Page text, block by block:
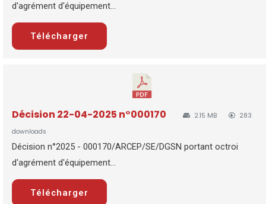
d'agrément d'équipement...
Télécharger
Décision 22-04-2025 n°000170 2.15 MB
283
downloads
Décision n°2025 - 000170/ARCEP/SE/DGSN portant octroi
d'agrément d'équipement...
Télécharger